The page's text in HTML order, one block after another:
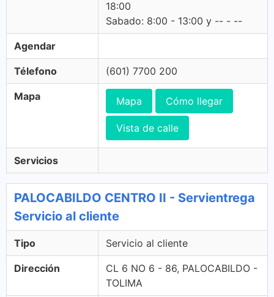
18:00
Sabado: 8:00 - 13:00 y -- - --
Agendar
Télefono (601) 7700 200
Mapa Mapa Cómo llegar
Vista de calle
Servicios
PALOCABILDO CENTRO II - Servientrega
Servicio al cliente
Tipo Servicio al cliente
Dirección
CL 6 NO 6 - 86, PALOCABILDO -
TOLIMA